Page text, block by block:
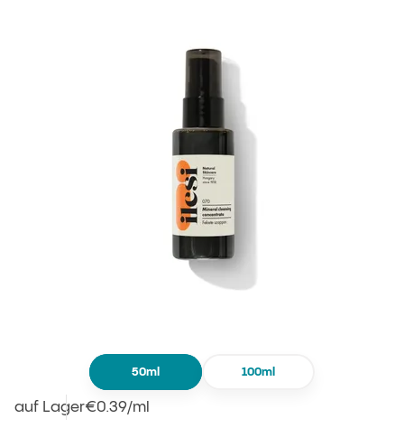
50ml 100ml
auf LagerEinheitspreis
€0.39/ml